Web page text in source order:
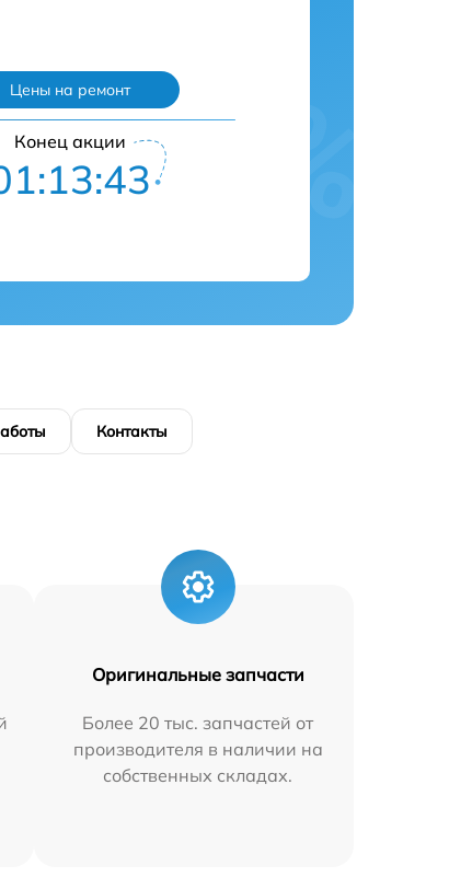
Цены на ремонт
Конец акции
Контакты
Оригинальные запчасти
Более 20 тыс. запчастей от
производителя в наличии на
собственных складах.